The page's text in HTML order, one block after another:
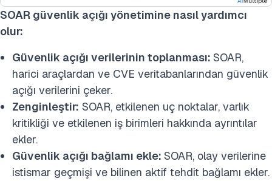
SOAR güvenlik açığı yönetimine nasıl yardımcı
olur:
Güvenlik açığı verilerinin toplanması: SOAR,
harici araçlardan ve CVE veritabanlarından güvenlik
açığı verilerini çeker.
Zenginleştir: SOAR, etkilenen uç noktalar, varlık
kritikliği ve etkilenen iş birimleri hakkında ayrıntılar
ekler.
Güvenlik açığı bağlamı ekle: SOAR, olay verilerine
istismar geçmişi ve bilinen aktif tehdit bağlamı ekler.